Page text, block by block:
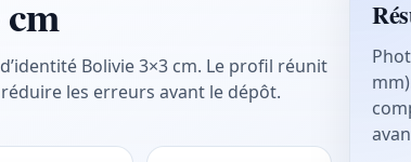
Bolivie 3×3 cm. Le profil réunit
les erreurs avant le dépôt.